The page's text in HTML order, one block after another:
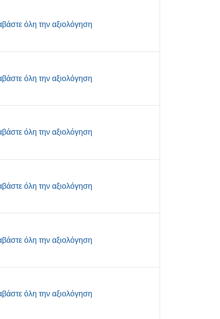
όλη την αξιολόγηση
όλη την αξιολόγηση
όλη την αξιολόγηση
όλη την αξιολόγηση
όλη την αξιολόγηση
όλη την αξιολόγηση